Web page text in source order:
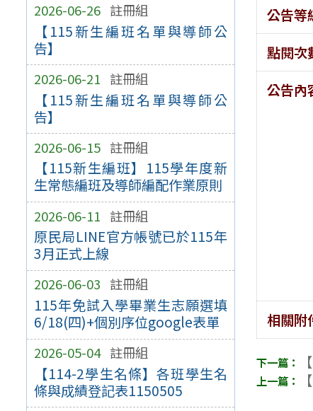
2026-06-26 註冊組
【115新生編班名單與導師公
告】
2026-06-21 註冊組
【115新生編班名單與導師公
告】
2026-06-15 註冊組
【115新生編班】115學年度新
生常態編班及導師編配作業原則
2026-06-11 註冊組
原民局LINE官方帳號已於115年
3月正式上線
2026-06-03 註冊組
115年免試入學畢業生志願選填
6/18(四)+個別序位google表單
2026-05-04 註冊組
【114-2學生名條】各班學生名
條與成績登記表1150505
公告等
點閱次
公告內
相關附